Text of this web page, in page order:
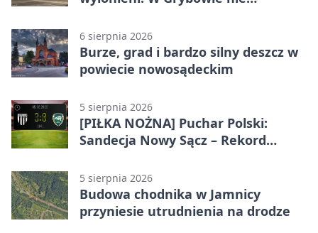
6 sierpnia 2026
Burze, grad i bardzo silny deszcz w
powiecie nowosądeckim
5 sierpnia 2026
[PIŁKA NOŻNA] Puchar Polski:
Sandecja Nowy Sącz – Rekord
5 sierpnia 2026
Budowa chodnika w Jamnicy
przyniesie utrudnienia na drodze